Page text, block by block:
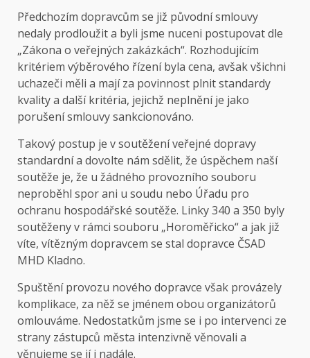
Předchozím dopravcům se již původní smlouvy
nedaly prodloužit a byli jsme nuceni postupovat dle
„Zákona o veřejných zakázkách“. Rozhodujícím
kritériem výběrového řízení byla cena, avšak všichni
uchazeči měli a mají za povinnost plnit standardy
kvality a další kritéria, jejichž neplnění je jako
porušení smlouvy sankcionováno.
Takový postup je v soutěžení veřejné dopravy
standardní a dovolte nám sdělit, že úspěchem naší
soutěže je, že u žádného provozního souboru
neproběhl spor ani u soudu nebo Úřadu pro
ochranu hospodářské soutěže. Linky 340 a 350 byly
soutěženy v rámci souboru „Horoměřicko“ a jak již
víte, vítězným dopravcem se stal dopravce ČSAD
MHD Kladno.
Spuštění provozu nového dopravce však provázely
komplikace, za něž se jménem obou organizátorů
omlouváme. Nedostatkům jsme se i po intervenci ze
strany zástupců města intenzivně věnovali a
věnujeme se jí i nadále.